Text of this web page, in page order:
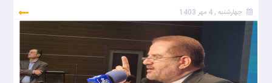
چهارشنبه , 4 مهر 1403